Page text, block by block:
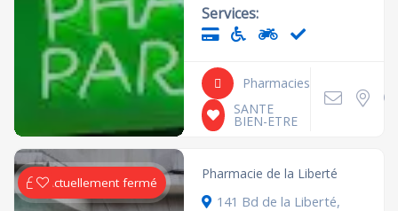
Services:
Pharmacies
SANTE
BIEN-ETRE
Actuellement fermé
Pharmacie de la Liberté
141 Bd de la Liberté,